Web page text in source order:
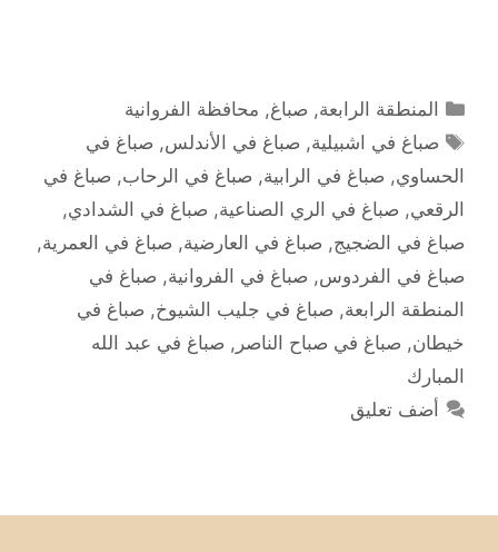
التصنيفات
المنطقة الرابعة, صباغ, محافظة الفروانية
الوسوم
صباغ في اشبيلية, صباغ في الأندلس, صباغ في
الحساوي, صباغ في الرابية, صباغ في الرحاب, صباغ في
الرقعي, صباغ في الري الصناعية, صباغ في الشدادي,
صباغ في الضجيج, صباغ في العارضية, صباغ في العمرية,
صباغ في الفردوس, صباغ في الفروانية, صباغ في
المنطقة الرابعة, صباغ في جليب الشيوخ, صباغ في
خيطان, صباغ في صباح الناصر , صباغ في عبد الله
المبارك
أضف تعليق